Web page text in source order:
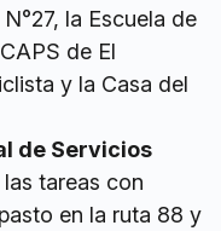
la Escuela de
de El
y la Casa del
de Servicios
tareas con
en la ruta 88 y